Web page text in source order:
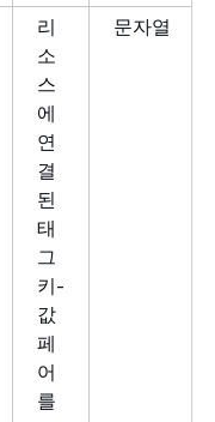
리
소
스
에
연
결
된
태
그
키-
값
페
어
를
문자열